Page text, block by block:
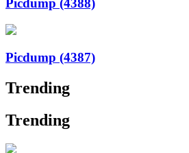
Picdump (4388)
Picdump (4387)
Trending
Trending